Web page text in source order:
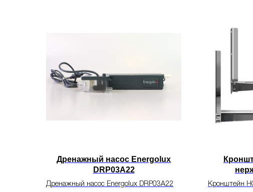
Дренажный насос Energolux
DRP03A22
Дренажный насос Energolux DRP03A22
Кронштейн